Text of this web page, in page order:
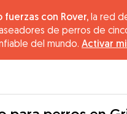
con Rover, la red
de perros de
del mundo. Activar